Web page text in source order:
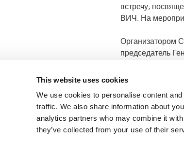
This website uses cookies
We use cookies to personalise content
traffic. We also share information about
analytics partners who may combine it
they’ve collected from your use of their
встречу,
ВИЧ. На
Организатором
председатель
Press release and statement archive В Нью-Йорке